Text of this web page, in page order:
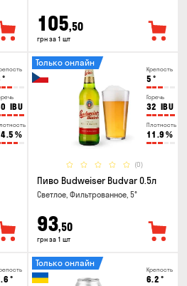
105,50
грн за 1 шт
°
IBU
%
Крепость
5 °
Горечь
32 IBU
Плотность
11.9 %
(0)
Только онлайн
Пиво Budweiser Budvar 0.5л
Светлое, Фильтрованное, 5°
93,50
грн за 1 шт
°
Крепость
6.2 °
Только онлайн